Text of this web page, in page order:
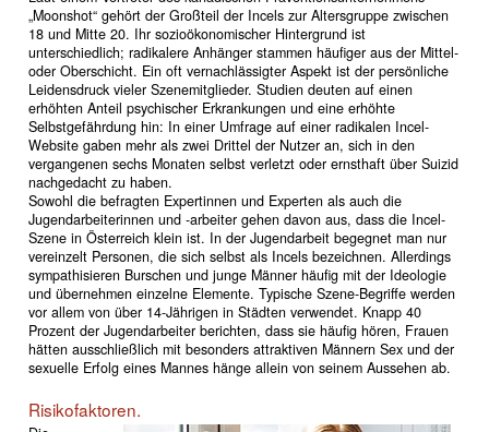
„Moonshot“ gehört der Großteil der Incels zur Altersgruppe zwischen
18 und Mitte 20. Ihr sozioökonomischer Hintergrund ist
unterschiedlich; radikalere Anhänger stammen häufiger aus der Mittel-
oder Oberschicht. Ein oft vernachlässigter Aspekt ist der persönliche
Leidensdruck vieler Szenemitglieder. Studien deuten auf einen
erhöhten Anteil psychischer Erkrankungen und eine erhöhte
Selbstgefährdung hin: In einer Umfrage auf einer radikalen Incel-
Website gaben mehr als zwei Drittel der Nutzer an, sich in den
vergangenen sechs Monaten selbst verletzt oder ernsthaft über Suizid
nachgedacht zu haben.
Sowohl die befragten Expertinnen und Experten als auch die
Jugendarbeiterinnen und -arbeiter gehen davon aus, dass die Incel-
Szene in Österreich klein ist. In der Jugendarbeit begegnet man nur
vereinzelt Personen, die sich selbst als Incels bezeichnen. Allerdings
sympathisieren Burschen und junge Männer häufig mit der Ideologie
und übernehmen einzelne Elemente. Typische Szene-Begriffe werden
vor allem von über 14-Jährigen in Städten verwendet. Knapp 40
Prozent der Jugendarbeiter berichten, dass sie häufig hören, Frauen
hätten ausschließlich mit besonders attraktiven Männern Sex und der
sexuelle Erfolg eines Mannes hänge allein von seinem Aussehen ab.
Risikofaktoren.